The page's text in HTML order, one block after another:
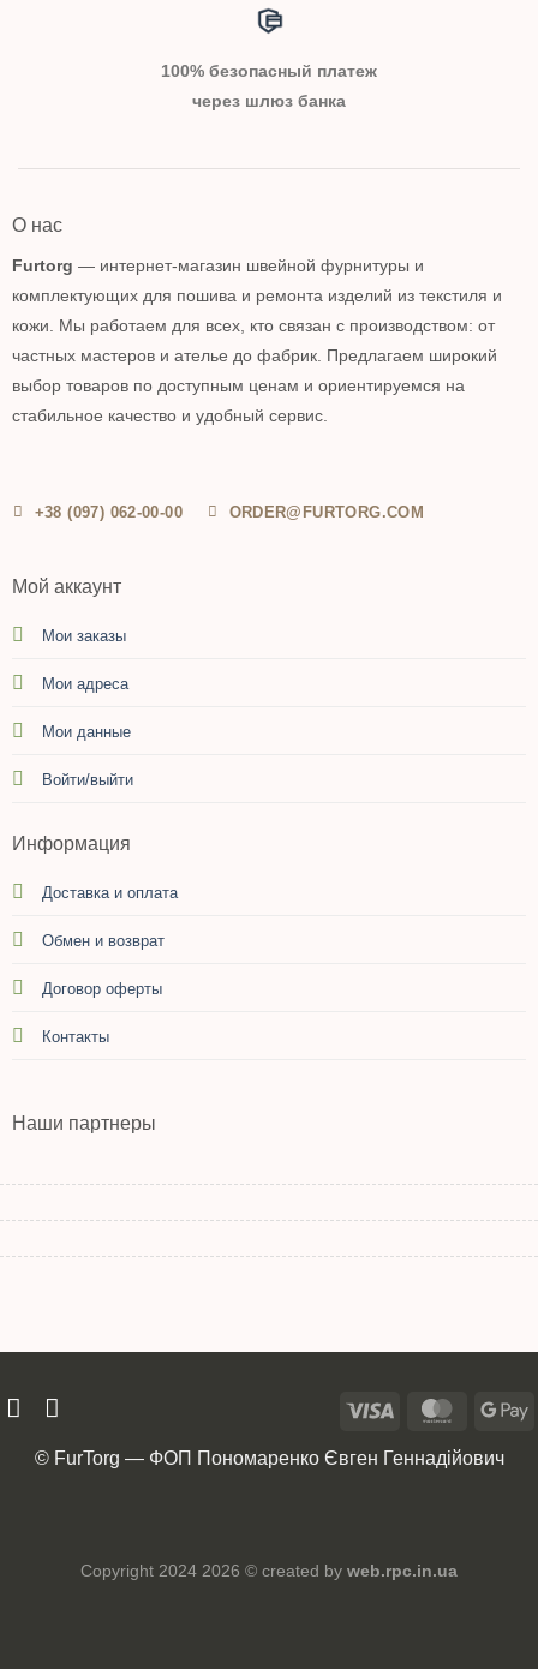
100% безопасный платеж
через шлюз банка
О нас
Furtorg — интернет-магазин швейной фурнитуры и
комплектующих для пошива и ремонта изделий из текстиля и
кожи. Мы работаем для всех, кто связан с производством: от
частных мастеров и ателье до фабрик. Предлагаем широкий
выбор товаров по доступным ценам и ориентируемся на
стабильное качество и удобный сервис.
+38 (097) 062-00-00 ORDER@FURTORG.COM
Мой аккаунт
Мои заказы
Мои адреса
Мои данные
Войти/выйти
Информация
Доставка и оплата
Обмен и возврат
Договор оферты
Контакты
Наши партнеры
© FurTorg — ФОП Пономаренко Євген Геннадійович
Copyright 2024 2026 © created by web.rpc.in.ua